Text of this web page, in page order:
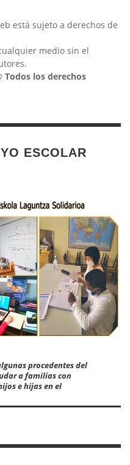
está sujeto a derechos de
medio sin el
los derechos
ESCOLAR
procedentes del
a familias con
e hijas en el